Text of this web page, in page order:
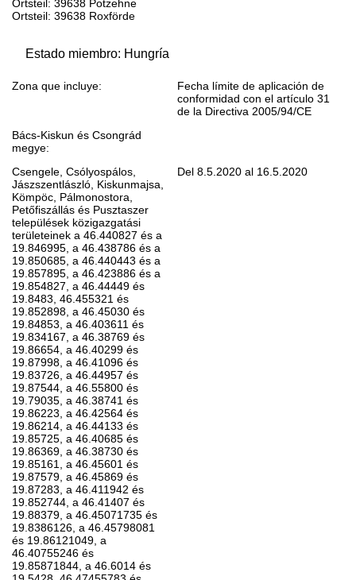
Ortsteil: 39638 Potzehne
Ortsteil: 39638 Roxförde
Estado miembro: Hungría
Zona que incluye:
Fecha límite de aplicación de
conformidad con el artículo 31
de la Directiva 2005/94/CE
Bács-Kiskun és Csongrád
megye:
Csengele, Csólyospálos,
Jászszentlászló, Kiskunmajsa,
Kömpöc, Pálmonostora,
Petőfiszállás és Pusztaszer
települések közigazgatási
területeinek a 46.440827 és a
19.846995, a 46.438786 és a
19.850685, a 46.440443 és a
19.857895, a 46.423886 és a
19.854827, a 46.44449 és
19.8483, 46.455321 és
19.852898, a 46.45030 és
19.84853, a 46.403611 és
19.834167, a 46.38769 és
19.86654, a 46.40299 és
19.87998, a 46.41096 és
19.83726, a 46.44957 és
19.87544, a 46.55800 és
19.79035, a 46.38741 és
19.86223, a 46.42564 és
19.86214, a 46.44133 és
19.85725, a 46.40685 és
19.86369, a 46.38730 és
19.85161, a 46.45601 és
19.87579, a 46.45869 és
19.87283, a 46.411942 és
19.852744, a 46.41407 és
19.88379, a 46.45071735 és
19.8386126, a 46.45798081
és 19.86121049, a
46.40755246 és
19.85871844, a 46.6014 és
Del 8.5.2020 al 16.5.2020